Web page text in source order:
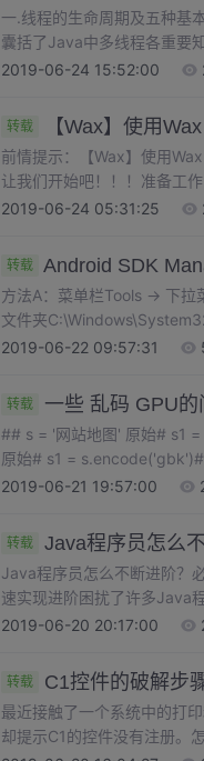
一.线程的生命周期及五种基
囊括了Java中多线程各重要
Java线程具有五中基本状态
2019-06-24 15:52:00
转载 【Wax】使用
前情提示：【Wax】使用
让我们开始吧！！！准备工
https://github.com/
2019-06-24 05:31:25
转载 Android SDK
方法A：菜单栏Tools -> 下
文件夹
以，先修改该文件的权限。
2019-06-22 09:57:31
转载 一些 乱码 GPU的
## s = '网站地图' 原始# s1 = s.encode('utf-8')# print(s1.decode('gbk')) #res 缃戠珯鍦板浘# s = '缃戠珯鍦板浘'
原始# s1 =
2019-06-21 19:57:00
转载 Java程序员怎么
Java程序员怎么不断进阶？
速实现进阶困扰了许多Java
大家分享Java程序员进阶架
2019-06-20 20:17:00
转载 C1控件的破解步
最近接触了一个系统中的打
却提示C1的控件没有注册。